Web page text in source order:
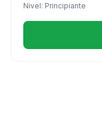
Nivel: Principiante